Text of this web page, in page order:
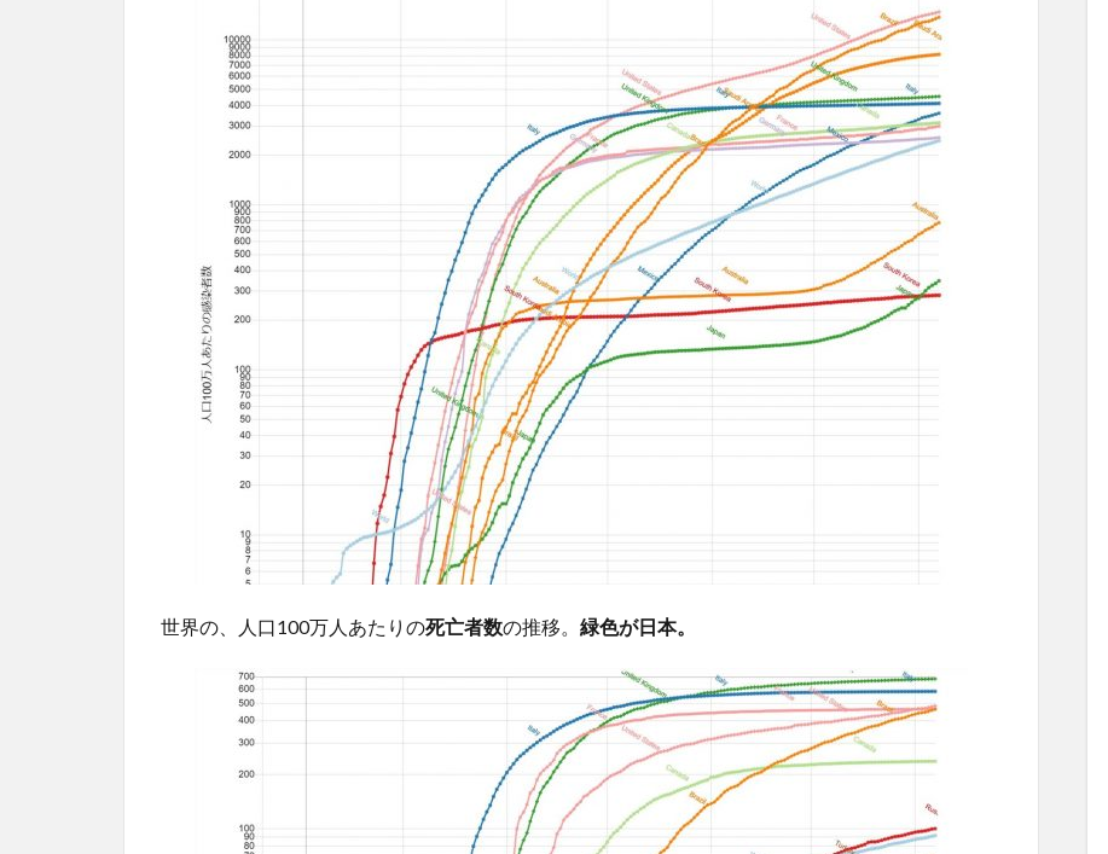
世界の、人口100万人あたりの死亡者数の推移。 緑色が日本。